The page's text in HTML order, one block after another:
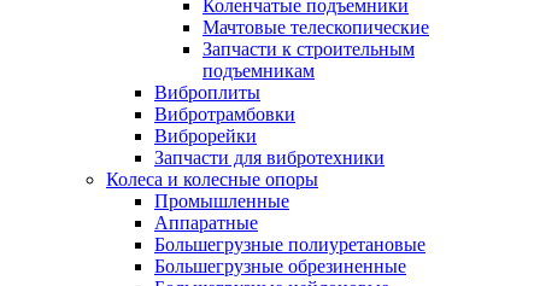
Коленчатые подъемники
Мачтовые телескопические
Запчасти к строительным
подъемникам
Виброплиты
Вибротрамбовки
Виброрейки
Запчасти для вибротехники
Колеса и колесные опоры
Промышленные
Аппаратные
Большегрузные полиуретановые
Большегрузные обрезиненные